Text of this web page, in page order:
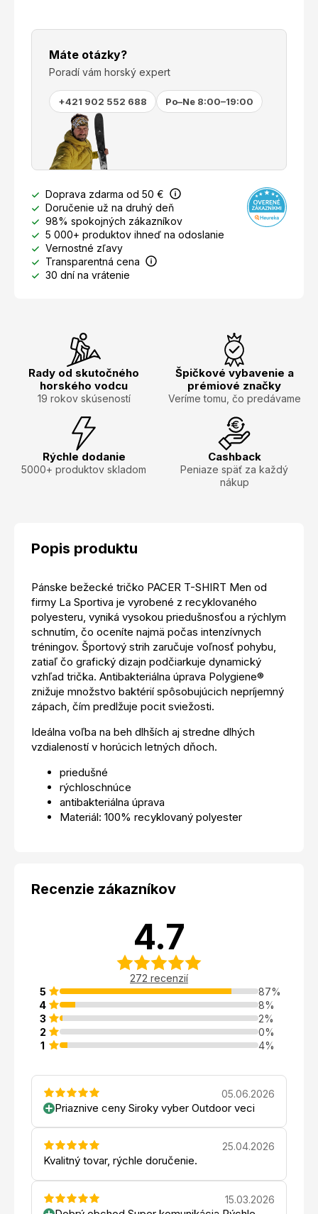
Máte otázky?
Poradí vám horský expert
+421 902 552 688 Po–Ne 8:00–19:00
Doprava zdarma od 50 €
Doručenie už na druhý deň
98% spokojných zákazníkov
5 000+ produktov ihneď na odoslanie
Vernostné zľavy
Transparentná cena
30 dní na vrátenie
Rady od skutočného
horského vodcu
19 rokov skúseností
Špičkové vybavenie a
prémiové značky
Veríme tomu, čo predávame
Rýchle dodanie
5000+ produktov skladom
Cashback
Peniaze späť za každý
nákup
Popis produktu
Pánske bežecké tričko PACER T-SHIRT Men od
firmy La Sportiva je vyrobené z recyklovaného
polyesteru, vyniká vysokou priedušnosťou a rýchlym
schnutím, čo oceníte najmä počas intenzívnych
tréningov. Športový strih zaručuje voľnosť pohybu,
zatiaľ čo grafický dizajn podčiarkuje dynamický
vzhľad trička. Antibakteriálna úprava Polygiene®
znižuje množstvo baktérií spôsobujúcich nepríjemný
zápach, čím predlžuje pocit sviežosti.
Ideálna voľba na beh dlhších aj stredne dlhých
vzdialeností v horúcich letných dňoch.
priedušné
rýchloschnúce
antibakteriálna úprava
Materiál: 100% recyklovaný polyester
Recenzie zákazníkov
4.7
272 recenzií
5
87%
4
8%
3
2%
2
0%
1
4%
05.06.2026
Priaznive ceny Siroky vyber Outdoor veci
25.04.2026
Kvalitný tovar, rýchle doručenie.
15.03.2026